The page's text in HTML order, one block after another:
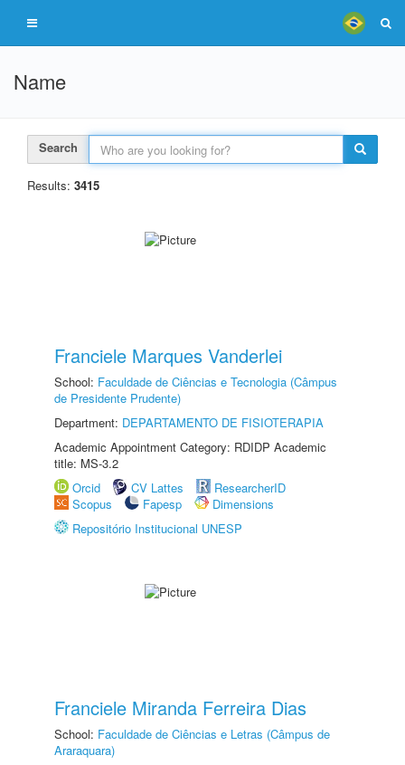
Name
Search
Results: 3415
Franciele Marques Vanderlei
School: Faculdade de Ciências e Tecnologia (Câmpus
de Presidente Prudente)
Department: DEPARTAMENTO DE FISIOTERAPIA
Academic Appointment Category: RDIDP Academic
title: MS-3.2
Orcid
CV Lattes
ResearcherID
Scopus
Fapesp
Dimensions
Repositório Institucional UNESP
Franciele Miranda Ferreira Dias
School: Faculdade de Ciências e Letras (Câmpus de
Araraquara)